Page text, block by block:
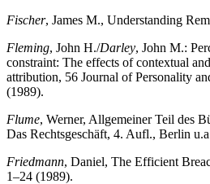
Fischer, James M., Understanding
Fleming, John H./Darley, John M.:
constraint: The effects of contextual
attribution, 56 Journal of Personality
(1989).
Flume, Werner, Allgemeiner Teil des
Das Rechtsgeschäft, 4. Aufl., Berlin
Friedmann, Daniel, The Efficient
1–24 (1989).